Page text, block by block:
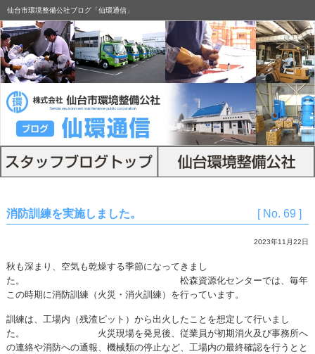
仙台市環境整備公社ブログ「仙環通信」
消防訓練を実施しました。 [ No. 69 ]
2023年11月22日
秋も深まり、空気も乾燥する季節になってきまし
た。 松森資源化センターでは、毎年
この時期に消防訓練（火災・消火訓練）を行っています。
訓練は、工場内（残渣ピット）から出火したことを想定して行いまし
た。 火災現場を発見後、従業員が初期消火及び事務所へ
の連絡や消防への通報、機械類の停止など、工場内の最終確認を行うとと